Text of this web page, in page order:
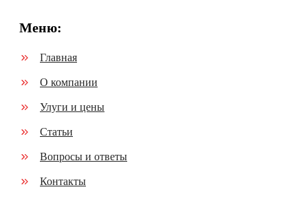
Меню:
Главная
О компании
Улуги и цены
Статьи
Вопросы и ответы
Контакты